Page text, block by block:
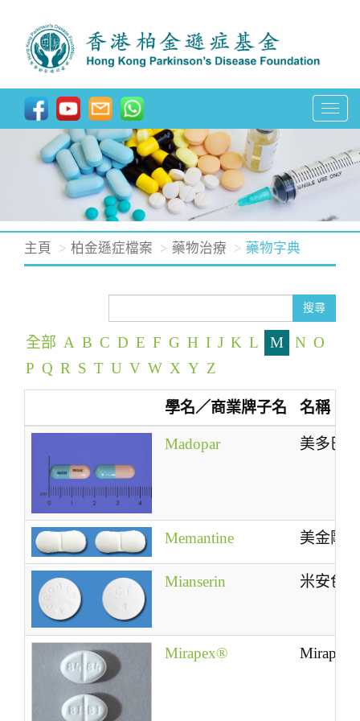
T
o
g
g
e
a
i
o
n
主頁 柏金遜症檔案 藥物治療 藥物字典
搜尋
全部 A B C D E F G H I J K L M N O
P Q R S T U V W X Y Z
學名／商業牌子名 名稱
Madopar 美多巴
Memantine 美金剛
Mianserin 米安色林
Mirapex®